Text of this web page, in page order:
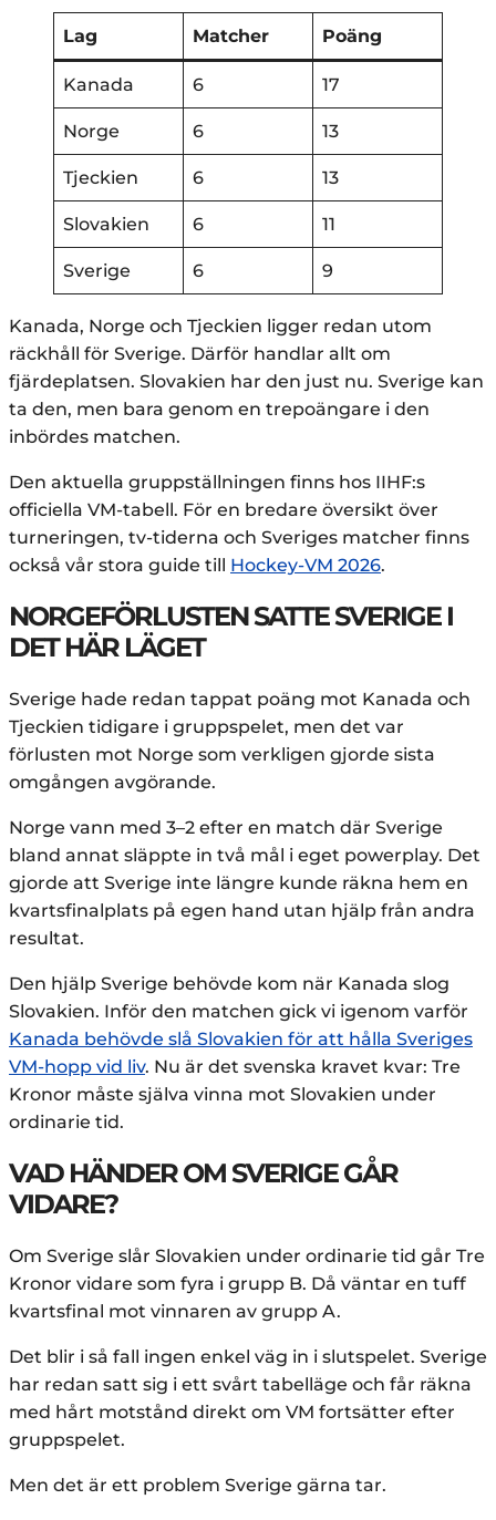
Lag Matcher Poäng
Kanada 6 17
Norge 6 13
Tjeckien 6 13
Slovakien 6 11
Sverige 6 9
Kanada, Norge och Tjeckien ligger redan utom
räckhåll för Sverige. Därför handlar allt om
fjärdeplatsen. Slovakien har den just nu. Sverige kan
ta den, men bara genom en trepoängare i den
inbördes matchen.
Den aktuella gruppställningen finns hos IIHF:s
officiella VM-tabell. För en bredare översikt över
turneringen, tv-tiderna och Sveriges matcher finns
också vår stora guide till Hockey-VM 2026.
NORGEFÖRLUSTEN SATTE SVERIGE I
DET HÄR LÄGET
Sverige hade redan tappat poäng mot Kanada och
Tjeckien tidigare i gruppspelet, men det var
förlusten mot Norge som verkligen gjorde sista
omgången avgörande.
Norge vann med 3–2 efter en match där Sverige
bland annat släppte in två mål i eget powerplay. Det
gjorde att Sverige inte längre kunde räkna hem en
kvartsfinalplats på egen hand utan hjälp från andra
resultat.
Den hjälp Sverige behövde kom när Kanada slog
Slovakien. Inför den matchen gick vi igenom varför
Kanada behövde slå Slovakien för att hålla Sveriges
VM-hopp vid liv. Nu är det svenska kravet kvar: Tre
Kronor måste själva vinna mot Slovakien under
ordinarie tid.
VAD HÄNDER OM SVERIGE GÅR
VIDARE?
Om Sverige slår Slovakien under ordinarie tid går Tre
Kronor vidare som fyra i grupp B. Då väntar en tuff
kvartsfinal mot vinnaren av grupp A.
Det blir i så fall ingen enkel väg in i slutspelet. Sverige
har redan satt sig i ett svårt tabelläge och får räkna
med hårt motstånd direkt om VM fortsätter efter
gruppspelet.
Men det är ett problem Sverige gärna tar.